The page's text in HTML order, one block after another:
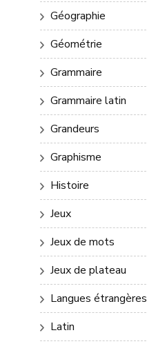
Géographie
Géométrie
Grammaire
Grammaire latin
Grandeurs
Graphisme
Histoire
Jeux
Jeux de mots
Jeux de plateau
Langues étrangères
Latin